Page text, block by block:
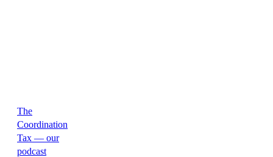
The
Coordination
Tax — our
podcast